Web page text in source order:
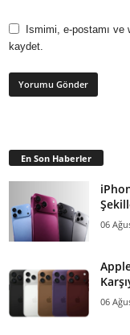
Ismimi, e-postamı ve
kaydet.
En Son Haberler
06
06